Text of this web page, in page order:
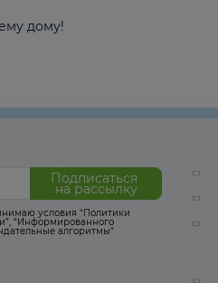
дому!
Подписаться
на рассылку
условия “Политики
, “Информированного
алгоритмы“